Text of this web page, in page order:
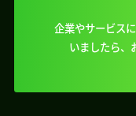
企業やサービス
いましたら、